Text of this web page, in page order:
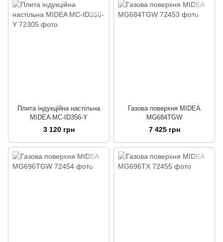
Плита індукційна настільна
MIDEA MC-ID356-Y
3 120 грн
Газова поверхня MIDEA
MG684TGW
7 425 грн